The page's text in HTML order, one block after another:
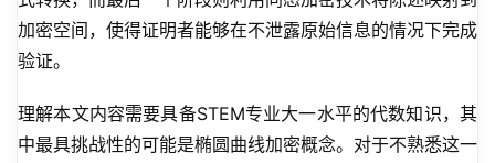
加密空间，使得证明者能够在不泄露原始信息的情况下完成
验证。
理解本文内容需要具备STEM专业大一水平的代数知识，其
中最具挑战性的可能是椭圆曲线加密概念。对于不熟悉这一